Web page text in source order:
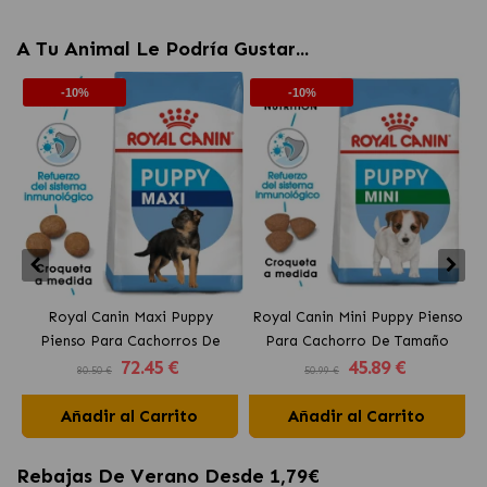
A Tu Animal Le Podría Gustar...
-10%
Royal Canin Maxi Puppy
Pienso Para Cachorros De
Razas Grandes
80.50 € 72.45 €
Añadir al Carrito
-10%
Royal Canin Mini Puppy Pienso
Para Cachorro De Tamaño
Pequeño
50.99 € 45.89 €
Añadir al Carrito
Rebajas De Verano Desde 1,79€